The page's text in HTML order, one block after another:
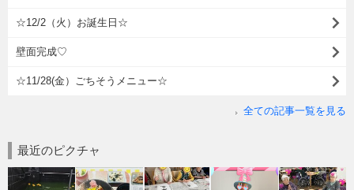
☆12/2（火）お誕生日☆
壁面完成♡
☆11/28(金）ごちそうメニュー☆
全ての記事一覧を見る
最近のピクチャ